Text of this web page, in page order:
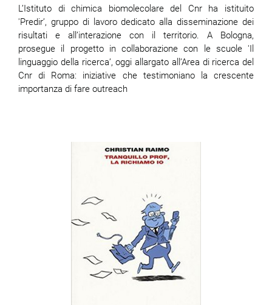
L’Istituto di chimica biomolecolare del Cnr ha istituito
'Predir’, gruppo di lavoro dedicato alla disseminazione dei
risultati e all’interazione con il territorio. A Bologna,
prosegue il progetto in collaborazione con le scuole 'Il
linguaggio della ricerca’, oggi allargato all’Area di ricerca del
Cnr di Roma: iniziative che testimoniano la crescente
importanza di fare outreach